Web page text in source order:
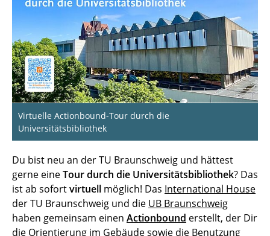
Virtuelle Actionbound-Tour durch die
Universitätsbibliothek
Du bist neu an der TU Braunschweig und hättest
gerne eineTour durch die Universitätsbibliothek? Das
ist ab sofortvirtuell möglich! Das International House
der TU Braunschweig und die UB Braunschweig
haben gemeinsam einen Actionbound erstellt, der Dir
die Orientierung im Gebäude sowie die Benutzung